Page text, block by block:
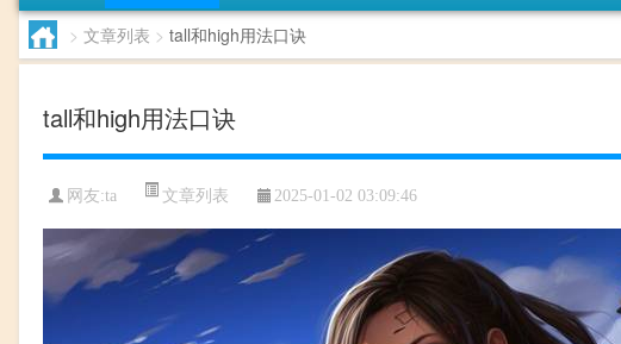
> 文章列表 > tall和high用法口诀
tall和high用法口诀
网友:ta 文章列表 2025-01-02 03:09:46